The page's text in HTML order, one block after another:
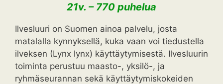
21v. – 770 puhelua
Ilvesluuri on Suomen ainoa palvelu, josta
matalalla kynnyksellä, kuka vaan voi tiedustella
ilveksen (Lynx lynx) käyttäytymisestä. Ilvesluurin
toiminta perustuu maasto-, yksilö-, ja
ryhmäseurannan sekä käyttäytymiskokeiden